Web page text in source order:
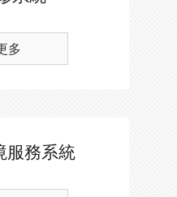
多
服務系統